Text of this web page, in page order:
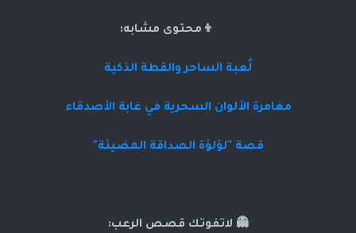
👦محتوى مشابه:
لُعبة الساحر والقطة الذكية
مغامرة الألوان السحرية في غابة الأصدقاء
قصة "لؤلؤة الصداقة المضيئة"
👻 لاتفوتك قصص الرعب: